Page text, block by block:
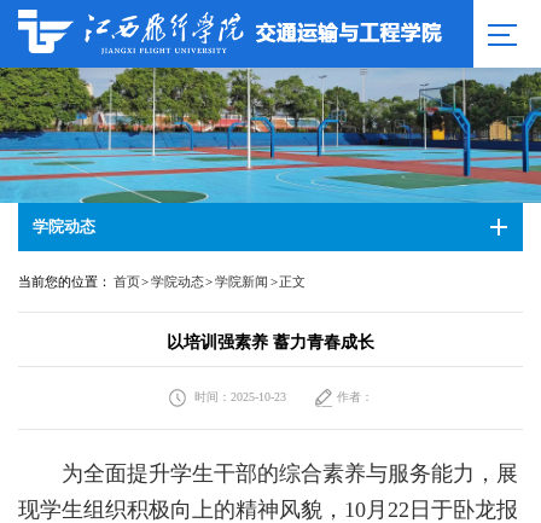
学院动态
当前您的位置： 首页>学院动态>学院新闻 >正文
以培训强素养 蓄力青春成长
时间：2025-10-23 作者：
为全面提升学生干部的综合素养与服务能力，展
现学生组织积极向上的精神风貌，10月22日于卧龙报